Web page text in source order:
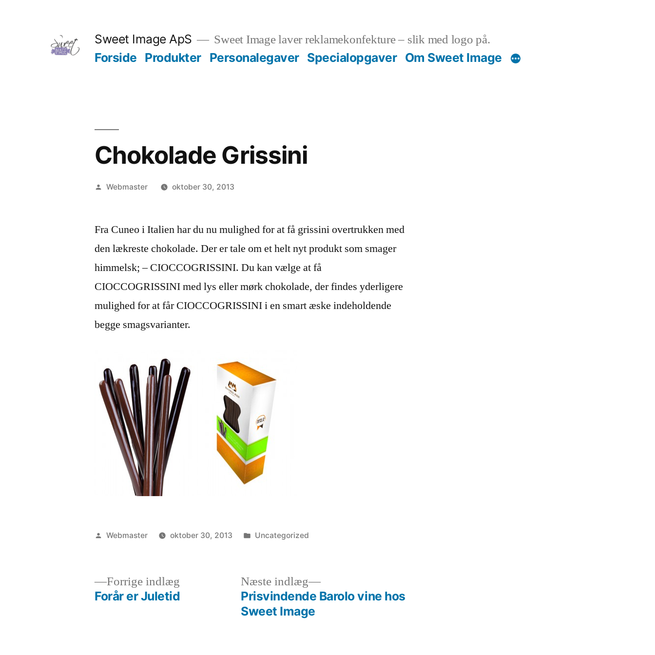
Sweet Image ApS Sweet Image laver reklamekonfekture – slik med logo på.
Forside Produkter Personalegaver Specialopgaver Om Sweet Image
Chokolade Grissini
Posted
Webmaster oktober 30, 2013
Fra Cuneo i Italien har du nu mulighed for at få grissini overtrukken med
den lækreste chokolade. Der er tale om et helt nyt produkt som smager
himmelsk; – CIOCCOGRISSINI. Du kan vælge at få
CIOCCOGRISSINI med lys eller mørk chokolade, der findes yderligere
mulighed for at får CIOCCOGRISSINI i en smart æske indeholdende
begge smagsvarianter.
Posted
Webmaster oktober 30, 2013
Posted
Uncategorized
Indlægsnavigation
Forrige indlæg
post:
Forår er Juletid
Næste indlæg
Next
post:
Prisvindende Barolo vine hos
Sweet Image